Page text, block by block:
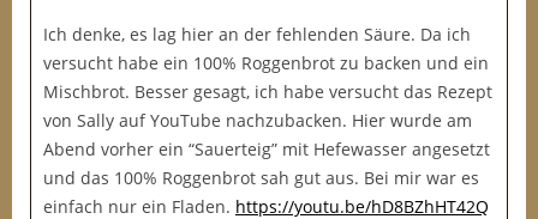
Ich denke, es lag hier an der fehlenden Säure. Da ich
versucht habe ein 100% Roggenbrot zu backen und ein
Mischbrot. Besser gesagt, ich habe versucht das Rezept
von Sally auf YouTube nachzubacken. Hier wurde am
Abend vorher ein “Sauerteig” mit Hefewasser angesetzt
und das 100% Roggenbrot sah gut aus. Bei mir war es
einfach nur ein Fladen. https://youtu.be/hD8BZhHT42Q